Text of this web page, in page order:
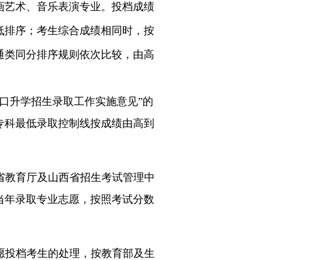
艺术、音乐表演专业。投档成绩
序；考生综合成绩相同时， 按
同分排序规则依次比较，由高
升学招生录取工作实施意见”的
科最低录取控制线按成绩由高到
育厅及山西省招生考试管理中
年录取专业志愿 ，按照考试分数
投档考生的处理，按教育部及生